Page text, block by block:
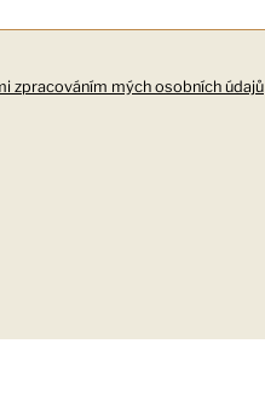
zpracováním mých osobních údajů